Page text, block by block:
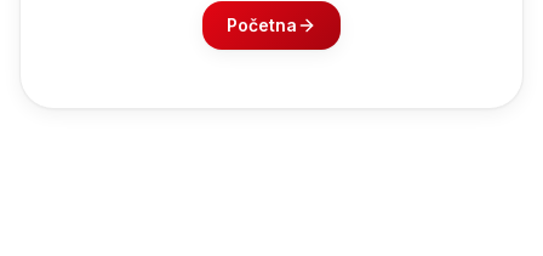
Početna